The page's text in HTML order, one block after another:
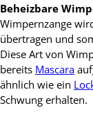
Beheizbare
Wimpernzange
übertragen und
Diese Art von
bereits Mascara
ähnlich wie ein
Schwung erhalten.